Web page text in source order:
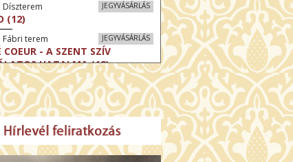
JEGYVÁSÁRLÁS
(12)
JEGYVÁSÁRLÁS
terem
COEUR - A SZENT SZÍV
HATALMA (12)
JEGYVÁSÁRLÁS
Mari terem
MAROKKÓ (16)
JEGYVÁSÁRLÁS
terem
– VILÁGOK HARCA (12)
JEGYVÁSÁRLÁS